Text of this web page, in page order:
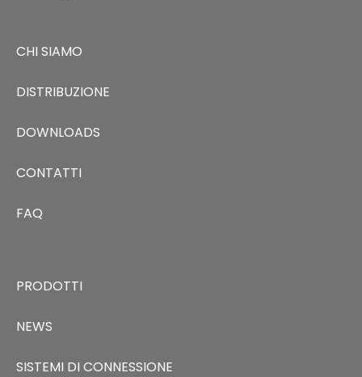
CHI SIAMO
DISTRIBUZIONE
DOWNLOADS
CONTATTI
FAQ
PRODOTTI
NEWS
SISTEMI DI CONNESSIONE